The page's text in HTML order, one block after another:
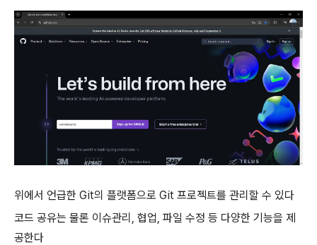
위에서 언급한 Git의 플랫폼으로 Git 프로젝트를 관리할 수 있다
코드 공유는 물론 이슈관리, 협업, 파일 수정 등 다양한 기능을 제
공한다